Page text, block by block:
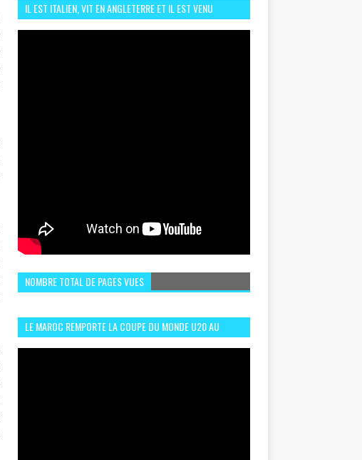
IL EST ITALIEN, VIT EN ANGLETERRE ET IL EST VENU
NOMBRE TOTAL DE PAGES VUES
LE MAROC REMPORTE LA COUPE DU MONDE U20 AU